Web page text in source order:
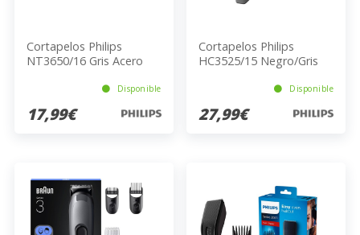
Cortapelos Philips
NT3650/16 Gris Acero
Disponible
17,99€
Cortapelos Philips
HC3525/15 Negro/Gris
Disponible
27,99€